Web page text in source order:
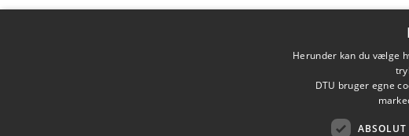
Herunder kan du vælge
DTU bruger egne